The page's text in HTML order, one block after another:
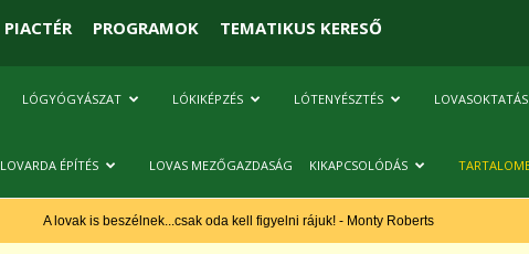
PIACTÉR PROGRAMOK TEMATIKUS KERESŐ
LÓGYÓGYÁSZAT LÓKIKÉPZÉS LÓTENYÉSZTÉS LOVASOKTATÁS
LOVARDA ÉPÍTÉS LOVAS MEZŐGAZDASÁG KIKAPCSOLÓDÁS
A lovak is beszélnek...csak oda kell figyelni rájuk! - Monty Roberts